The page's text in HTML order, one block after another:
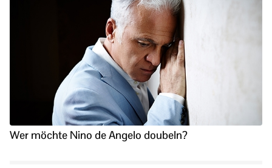
Wer möchte Nino de Angelo doubeln?